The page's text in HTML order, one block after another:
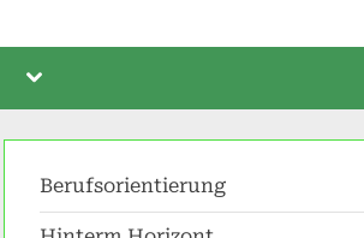
Toggle
menu
Berufsorientierung